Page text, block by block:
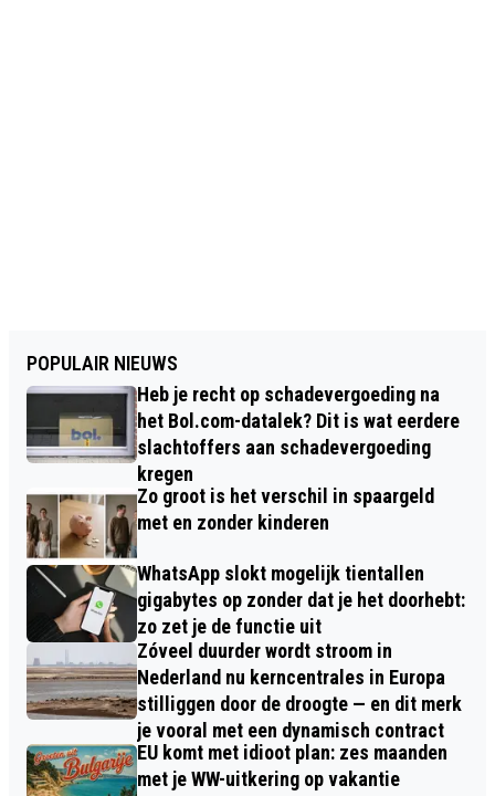
POPULAIR NIEUWS
Heb je recht op schadevergoeding na
het Bol.com-datalek? Dit is wat eerdere
slachtoffers aan schadevergoeding
kregen
Zo groot is het verschil in spaargeld
met en zonder kinderen
WhatsApp slokt mogelijk tientallen
gigabytes op zonder dat je het doorhebt:
zo zet je de functie uit
Zóveel duurder wordt stroom in
Nederland nu kerncentrales in Europa
stilliggen door de droogte — en dit merk
je vooral met een dynamisch contract
EU komt met idioot plan: zes maanden
met je WW-uitkering op vakantie